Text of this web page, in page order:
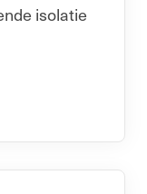
isolatie